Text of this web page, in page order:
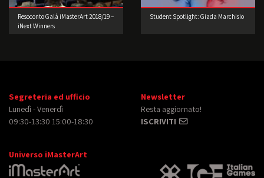
Resoconto Galà iMasterArt 2018/19 –
iNext Winners
Student Spotlight: Giada Marchisio
Segreteria ed ufficio
Lunedì - Venerdì
09:30-13:30 15:00-18:30
Newsletter
Resta aggiornato!
ISCRIVITI
Universo iMasterArt